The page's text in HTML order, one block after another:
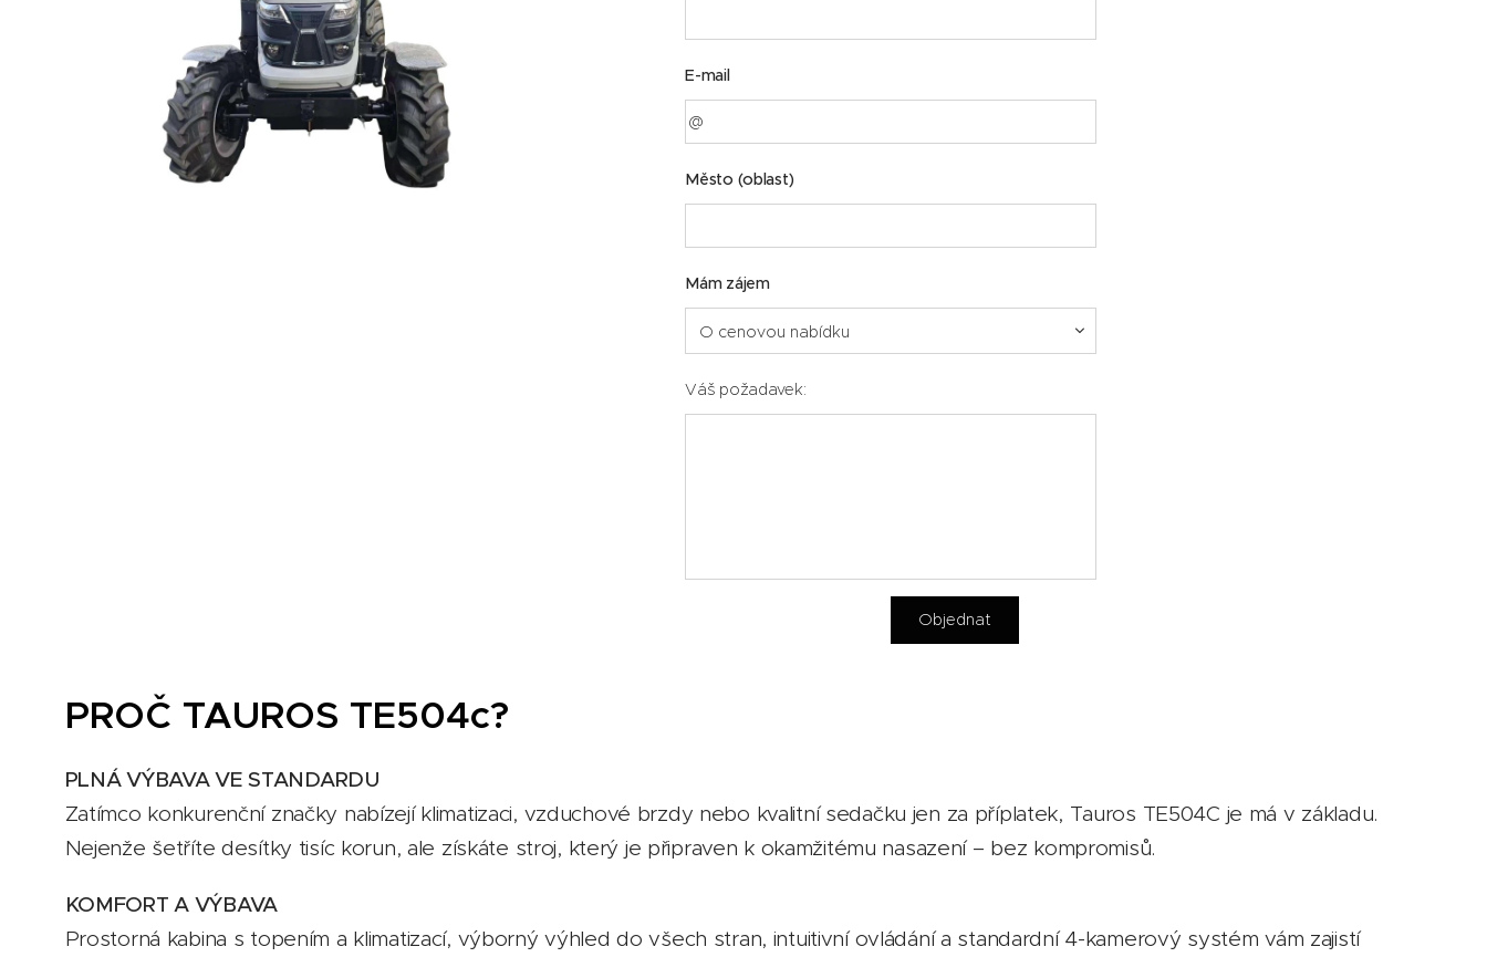
E-mail
Město (oblast)
Mám zájem
Váš požadavek:
Objednat
PROČ TAUROS TE504c?
PLNÁ VÝBAVA VE STANDARDU
Zatímco konkurenční značky nabízejí klimatizaci, vzduchové brzdy nebo kvalitní sedačku jen za příplatek, Tauros TE504C je má v základu.
Nejenže šetříte desítky tisíc korun, ale získáte stroj, který je připraven k okamžitému nasazení – bez kompromisů.
KOMFORT A VÝBAVA
Prostorná kabina s topením a klimatizací, výborný výhled do všech stran, intuitivní ovládání a standardní 4-kamerový systém vám zajistí